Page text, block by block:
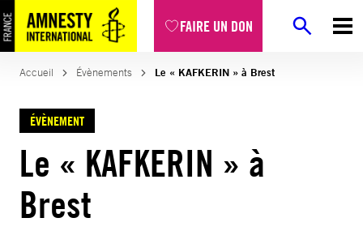
FAIRE UN DON
Accueil Évènements Le « KAFKERIN » à Brest
ÉVÈNEMENT
Le « KAFKERIN » à
Brest